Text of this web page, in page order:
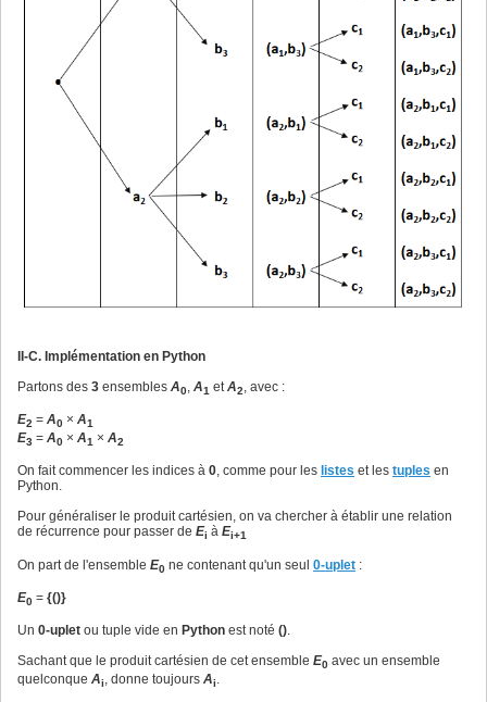
II-C. Implémentation en Python
Partons des 3 ensembles A0, A1 etA2, avec :
E2 = A0 × A1
E3 = A0 × A1 × A2
On fait commencer les indices à 0, comme pour les listes et les tuples en
Python.
Pour généraliser le produit cartésien, on va chercher à établir une relation
de récurrence pour passer de Ei à Ei+1
On part de l'ensemble E0 ne contenant qu'un seul 0-uplet :
E0 = {()}
Un 0-uplet ou tuple vide en Python est noté ().
Sachant que le produit cartésien de cet ensemble E0 avec un ensemble
quelconque Ai , donne toujours Ai